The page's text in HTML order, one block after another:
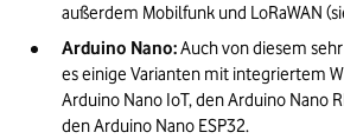
außerdem Mobilfunk und LoRaWAN
Arduino Nano: Auch von diesem
es einige Varianten mit integriertem
Arduino Nano IoT, den Arduino Nano
den Arduino Nano ESP32.